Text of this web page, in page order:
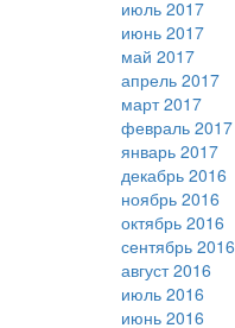
июль 2017
июнь 2017
май 2017
апрель 2017
март 2017
февраль 2017
январь 2017
декабрь 2016
ноябрь 2016
октябрь 2016
сентябрь 2016
август 2016
июль 2016
июнь 2016